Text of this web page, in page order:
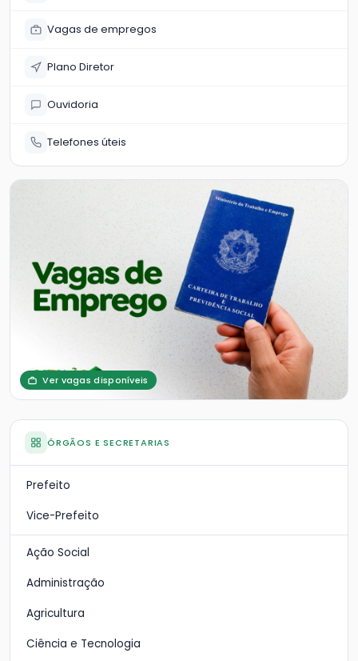
Vagas de empregos
Plano Diretor
Ouvidoria
Telefones úteis
Ver vagas disponíveis
ÓRGÃOS E SECRETARIAS
Prefeito
Vice-Prefeito
Ação Social
Administração
Agricultura
Ciência e Tecnologia